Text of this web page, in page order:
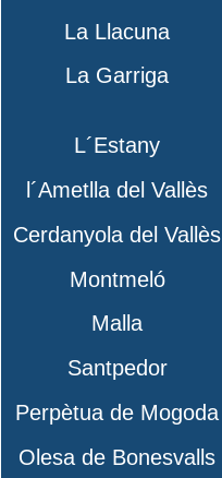
La Llacuna
La Garriga
L´Estany
l´Ametlla del Vallès
Cerdanyola del Vallès
Montmeló
Malla
Santpedor
Perpètua de Mogoda
Olesa de Bonesvalls